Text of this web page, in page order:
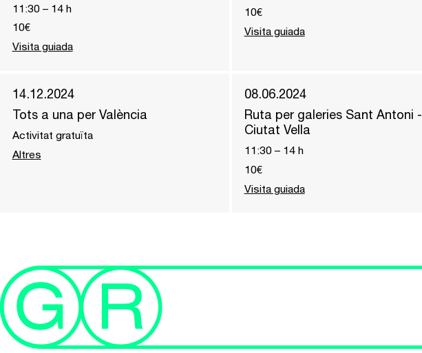
11:30– 14h
10€
Visita guiada
10€
Visita guiada
14.12.2024
Tots a una per València
Activitat gratuïta
Altres
08.06.2024
Ruta per galeries Sant Antoni -
Ciutat Vella
11:30– 14h
10€
Visita guiada